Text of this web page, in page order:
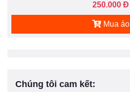
250.000 Đ
Mua áo
Chúng tôi cam kết: